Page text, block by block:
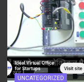
UNCATEGORIZED